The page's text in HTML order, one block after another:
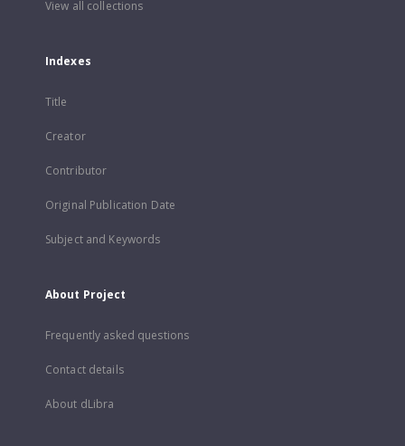
View all collections
Indexes
Title
Creator
Contributor
Original Publication Date
Subject and Keywords
About Project
Frequently asked questions
Contact details
About dLibra